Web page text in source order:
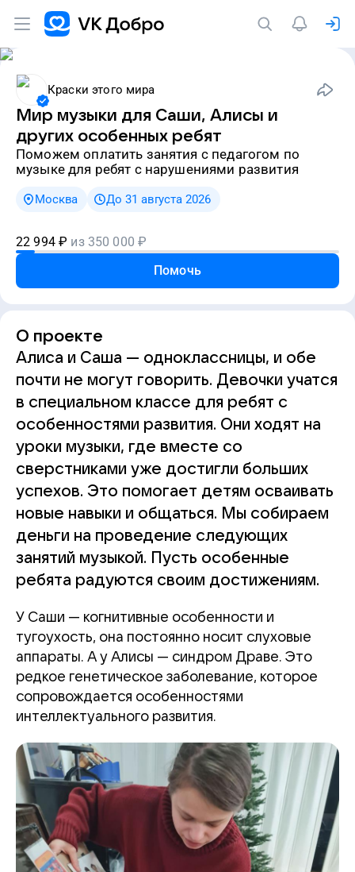
Краски этого мира
Мир музыки для Саши, Алисы и
других особенных ребят
Поможем оплатить занятия с педагогом по
музыке для ребят с нарушениями развития
Москва До 31 августа 2026
22 994 ₽ из 350 000 ₽
Помочь
О проекте
Алиса и Саша — одноклассницы, и обе
почти не могут говорить. Девочки учатся
в специальном классе для ребят с
особенностями развития. Они ходят на
уроки музыки, где вместе со
сверстниками уже достигли больших
успехов. Это помогает детям осваивать
новые навыки и общаться. Мы собираем
деньги на проведение следующих
занятий музыкой. Пусть особенные
ребята радуются своим достижениям.
У Саши — когнитивные особенности и
тугоухость, она постоянно носит слуховые
аппараты. А у Алисы — синдром Драве. Это
редкое генетическое заболевание, которое
сопровождается особенностями
интеллектуального развития.